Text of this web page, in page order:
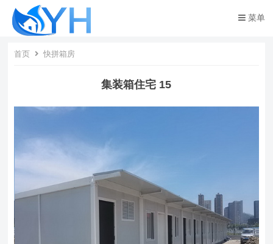
菜单
首页 快拼箱房
集装箱住宅 15